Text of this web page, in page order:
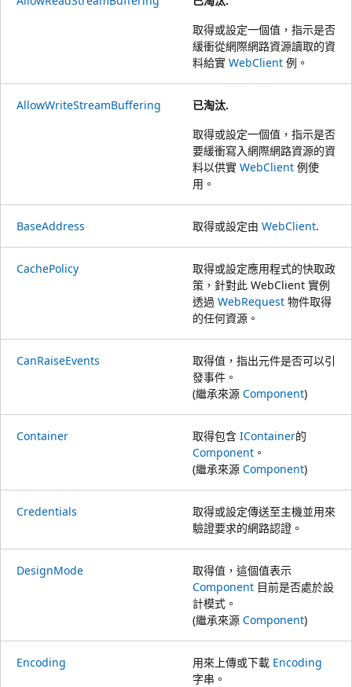
取得或設定一個值，指示是否
緩衝從網際網路資源讀取的資
料給實 WebClient 例。
AllowWriteStreamBuffering
已淘汰.
取得或設定一個值，指示是否
要緩衝寫入網際網路資源的資
料以供實 WebClient 例使
用。
BaseAddress 取得或設定由 WebClient.
CachePolicy
取得或設定應用程式的快取政
策，針對此 WebClient 實例
透過 WebRequest 物件取得
的任何資源。
CanRaiseEvents
取得值，指出元件是否可以引
發事件。
(繼承來源 Component)
Container 取得包含 IContainer的
Component 。
(繼承來源 Component)
Credentials
取得或設定傳送至主機並用來
驗證要求的網路認證。
DesignMode
取得值，這個值表示
Component 目前是否處於設
計模式。
(繼承來源 Component)
Encoding 用來上傳或下載 Encoding
字串。